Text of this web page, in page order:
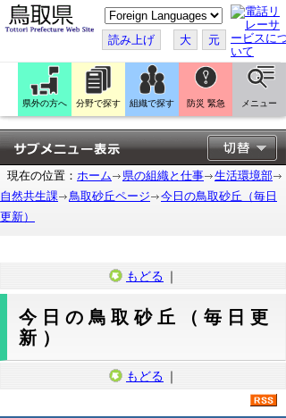
こ
の
ペ
ー
ジ
翻
訳
す
る
読み上げ 大 元
県外の方へ 分野で探す 組織で探す 防災 緊急 メニュー
現在の位置： ホーム 県の組織と仕事
生活環境部
自然共生課
鳥取砂丘ページ
今日の鳥取砂丘（毎日
更新）
もどる ｜
今日の鳥取砂丘（毎日更
新）
もどる ｜